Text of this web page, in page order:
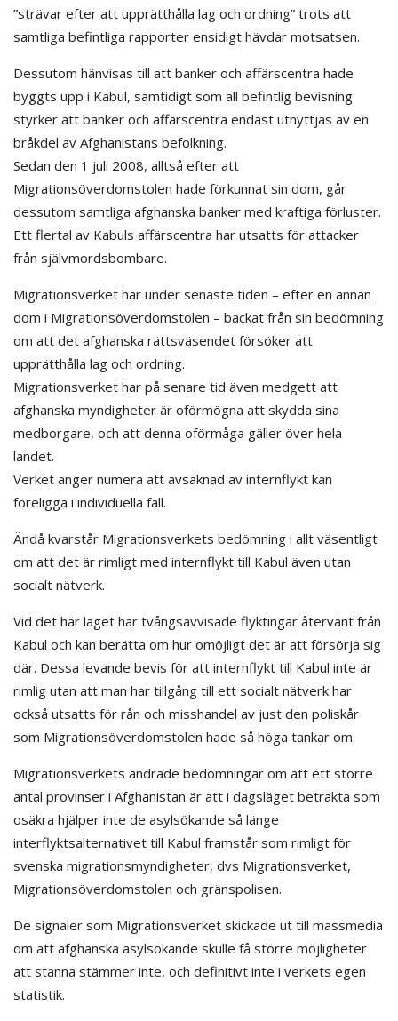
”strävar efter att upprätthålla lag och ordning” trots att
samtliga befintliga rapporter ensidigt hävdar motsatsen.
Dessutom hänvisas till att banker och affärscentra hade
byggts upp i Kabul, samtidigt som all befintlig bevisning
styrker att banker och affärscentra endast utnyttjas av en
bråkdel av Afghanistans befolkning.
Sedan den 1 juli 2008, alltså efter att
Migrationsöverdomstolen hade förkunnat sin dom, går
dessutom samtliga afghanska banker med kraftiga förluster.
Ett flertal av Kabuls affärscentra har utsatts för attacker
från självmordsbombare.
Migrationsverket har under senaste tiden – efter en annan
dom i Migrationsöverdomstolen – backat från sin bedömning
om att det afghanska rättsväsendet försöker att
upprätthålla lag och ordning.
Migrationsverket har på senare tid även medgett att
afghanska myndigheter är oförmögna att skydda sina
medborgare, och att denna oförmåga gäller över hela
landet.
Verket anger numera att avsaknad av internflykt kan
föreligga i individuella fall.
Ändå kvarstår Migrationsverkets bedömning i allt väsentligt
om att det är rimligt med internflykt till Kabul även utan
socialt nätverk.
Vid det här laget har tvångsavvisade flyktingar återvänt från
Kabul och kan berätta om hur omöjligt det är att försörja sig
där. Dessa levande bevis för att internflykt till Kabul inte är
rimlig utan att man har tillgång till ett socialt nätverk har
också utsatts för rån och misshandel av just den poliskår
som Migrationsöverdomstolen hade så höga tankar om.
Migrationsverkets ändrade bedömningar om att ett större
antal provinser i Afghanistan är att i dagsläget betrakta som
osäkra hjälper inte de asylsökande så länge
interflyktsalternativet till Kabul framstår som rimligt för
svenska migrationsmyndigheter, dvs Migrationsverket,
Migrationsöverdomstolen och gränspolisen.
De signaler som Migrationsverket skickade ut till massmedia
om att afghanska asylsökande skulle få större möjligheter
att stanna stämmer inte, och definitivt inte i verkets egen
statistik.